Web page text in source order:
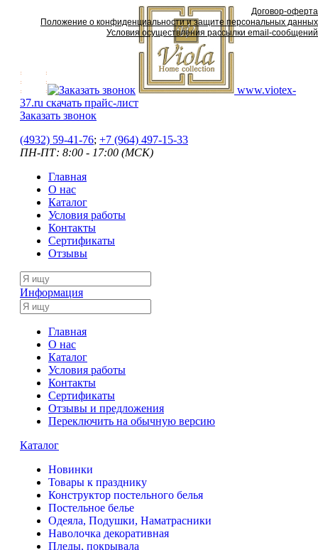
www.viotex-
37.ru скачать прайс-лист
Заказать звонок
(4932) 59-41-76; +7 (964) 497-15-33
ПН-ПТ: 8:00 - 17:00 (МСК)
Главная
О нас
Каталог
Условия работы
Контакты
Сертификаты
Отзывы
Информация
Главная
О нас
Каталог
Условия работы
Контакты
Сертификаты
Отзывы и предложения
Переключить на обычную версию
Каталог
Новинки
Товары к празднику
Конструктор постельного белья
Постельное белье
Одеяла, Подушки, Наматрасники
Наволочка декоративная
Пледы, покрывала
Договор-оферта
Положение о конфиденциальности и защите персональных данных
Условия осуществления рассылки email-сообщений